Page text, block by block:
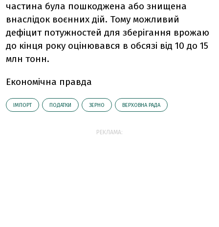
частина була пошкоджена або знищена
внаслідок воєнних дій. Тому можливий
дефіцит потужностей для зберігання врожаю
до кінця року оцінювався в обсязі від 10 до 15
млн тонн.
Економічна правда
ІМПОРТ ПОДАТКИ ЗЕРНО ВЕРХОВНА РАДА
РЕКЛАМА: